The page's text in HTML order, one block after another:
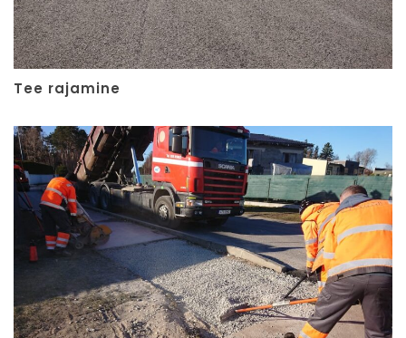
Tee rajamine